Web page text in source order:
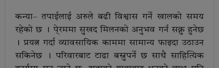
कन्या– तपाईलाई अरुले बढी विश्वास गर्ने खालको समय
रहेको छ । पे्रममा सुखद मिलनको अनुभव गर्न सक्नु हुनेछ
। प्रयत्न गर्दा व्यावसायिक काममा सामान्य फाइदा उठाउन
सकिनेछ । परिवारबाट टाढा बस्नुपर्ने छ साथै साहित्यिक